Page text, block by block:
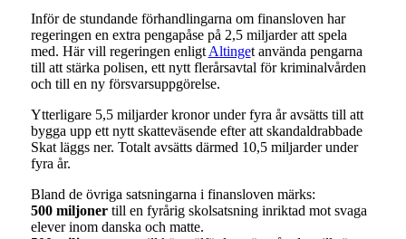
Inför de stundande förhandlingarna om finansloven har
regeringen en extra pengapåse på 2,5 miljarder att spela
med. Här vill regeringen enligt Altinget använda pengarna
till att stärka polisen, ett nytt flerårsavtal för kriminalvården
och till en ny försvarsuppgörelse.
Ytterligare 5,5 miljarder kronor under fyra år avsätts till att
bygga upp ett nytt skatteväsende efter att skandaldrabbade
Skat läggs ner. Totalt avsätts därmed 10,5 miljarder under
fyra år.
Bland de övriga satsningarna i finansloven märks:
500 miljonertill en fyrårig skolsatsning inriktad mot svaga
elever inom danska och matte.